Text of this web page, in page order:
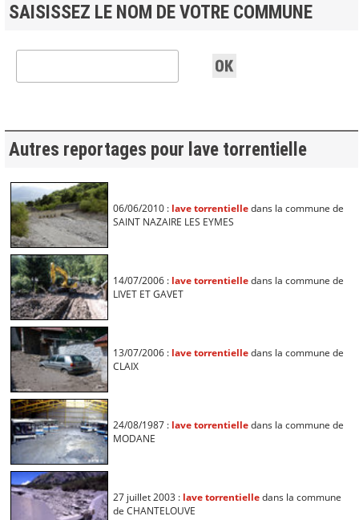
SAISISSEZ LE NOM DE VOTRE COMMUNE
Autres reportages pour lave torrentielle
06/06/2010 : lave torrentielledans la commune de
SAINT NAZAIRE LES EYMES
14/07/2006 : lave torrentielledans la commune de
LIVET ET GAVET
13/07/2006 : lave torrentielledans la commune de
CLAIX
24/08/1987 : lave torrentielledans la commune de
MODANE
27 juillet 2003 : lave torrentielledans la commune
de CHANTELOUVE